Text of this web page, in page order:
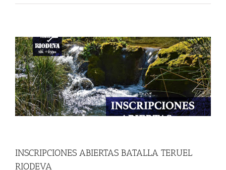
INSCRIPCIONES ABIERTAS BATALLA TERUEL
RIODEVA